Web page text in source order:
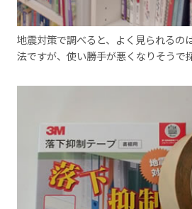
地震対策で調べると、よく見られるの
法ですが、使い勝手が悪くなりそうで